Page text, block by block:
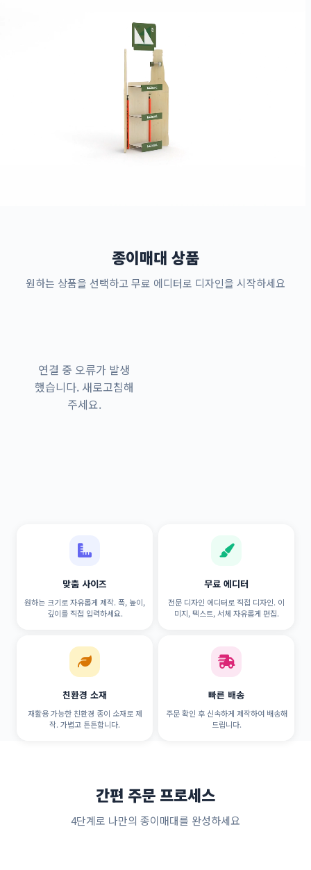
종이매대 상품
원하는 상품을 선택하고 무료 에디터로 디자인을 시작하세요
연결 중 오류가 발생
했습니다. 새로고침해
주세요.
맞춤 사이즈
원하는 크기로 자유롭게 제작. 폭, 높이,
깊이를 직접 입력하세요.
무료 에디터
전문 디자인 에디터로 직접 디자인. 이
미지, 텍스트, 서체 자유롭게 편집.
친환경 소재
재활용 가능한 친환경 종이 소재로 제
작. 가볍고 튼튼합니다.
빠른 배송
주문 확인 후 신속하게 제작하여 배송해
드립니다.
간편 주문 프로세스
4단계로 나만의 종이매대를 완성하세요